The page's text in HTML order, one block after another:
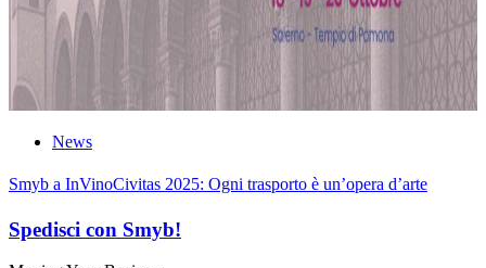
News
Smyb a InVinoCivitas 2025: Ogni trasporto è un’opera d’arte
Spedisci con Smyb!